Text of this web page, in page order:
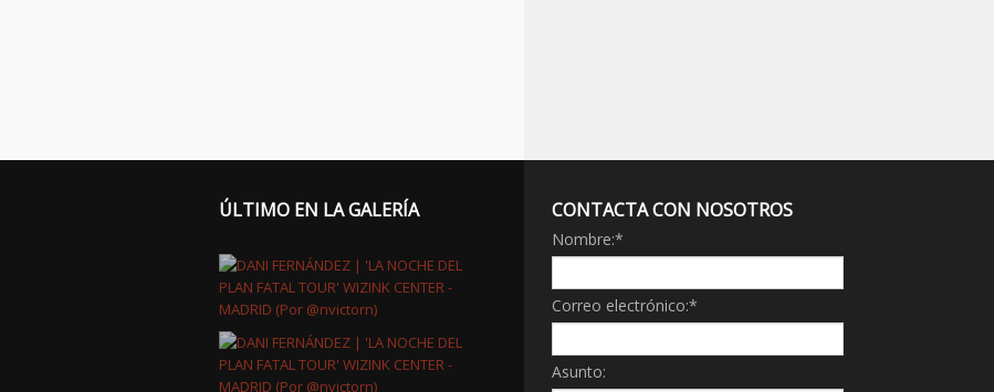
ÚLTIMO EN LA GALERÍA CONTACTA CON NOSOTROS
Nombre:*
Correo electrónico:*
Asunto: